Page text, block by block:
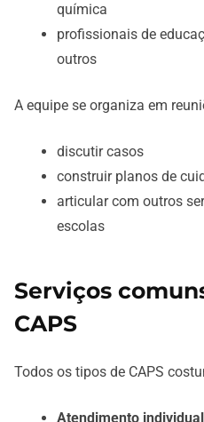
química
profissionais de
outros
A equipe se organiza em
discutir casos
construir planos de
articular com outros
escolas
Serviços
CAPS
Todos os tipos de CAPS
Atendimento individual